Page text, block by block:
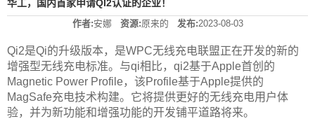
华工，国内首家申请QI2认证的企业！
作者:安娜 资源:原来的 发布:2023-08-03
Qi2是Qi的升级版本，是WPC无线充电联盟正在开发的新的
增强型无线充电标准。与qi相比，qi2基于Apple首创的
Magnetic Power Profile，该Profile基于Apple提供的
MagSafe充电技术构建。它将提供更好的无线充电用户体
验，并为新功能和增强功能的开发铺平道路将来。